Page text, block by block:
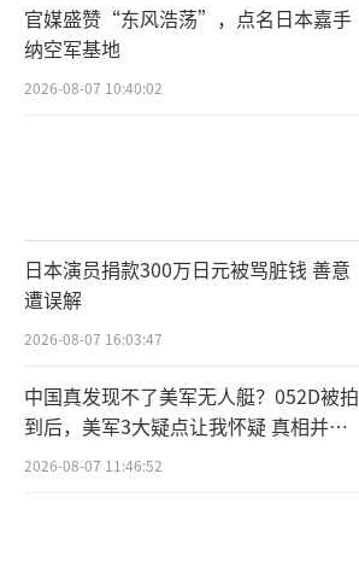
官媒盛赞“东风浩荡”，点名日本嘉手
纳空军基地
2026-08-07 10:40:02
日本演员捐款300万日元被骂脏钱 善意
遭误解
2026-08-07 16:03:47
中国真发现不了美军无人艇？052D被拍
到后，美军3大疑点让我怀疑 真相并非
如此
2026-08-07 11:46:52